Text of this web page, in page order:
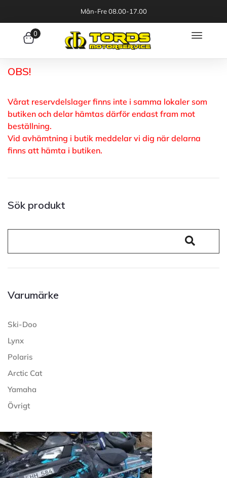
Mån-Fre 08.00-17.00
0
OBS!
Vårat reservdelslager finns inte i samma lokaler som
butiken och delar hämtas därför endast fram mot
beställning.
Vid avhämtning i butik meddelar vi dig när delarna
finns att hämta i butiken.
Sök produkt
Varumärke
Ski-Doo
Lynx
Polaris
Arctic Cat
Yamaha
Övrigt